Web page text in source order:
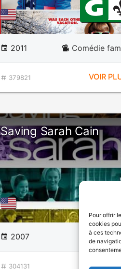
Pour offrir
cookies
à ces
de
2011 Comédie
379821 VOIR
Saving Sarah Cain
2007
304131 VOIR